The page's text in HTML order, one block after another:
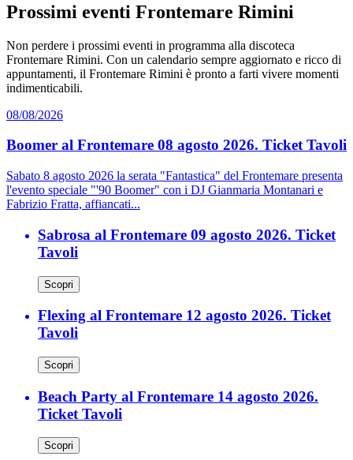
Prossimi eventi Frontemare Rimini
Non perdere i prossimi eventi in programma alla discoteca
Frontemare Rimini. Con un calendario sempre aggiornato e ricco di
appuntamenti, il Frontemare Rimini è pronto a farti vivere momenti
indimenticabili.
08/08/2026
Boomer al Frontemare 08 agosto 2026. Ticket Tavoli
Sabato 8 agosto 2026 la serata "Fantastica" del Frontemare presenta
l'evento speciale "'90 Boomer" con i DJ Gianmaria Montanari e
Fabrizio Fratta, affiancati...
Sabrosa al Frontemare 09 agosto 2026. Ticket
Tavoli
Scopri
Flexing al Frontemare 12 agosto 2026. Ticket
Tavoli
Scopri
Beach Party al Frontemare 14 agosto 2026.
Ticket Tavoli
Scopri